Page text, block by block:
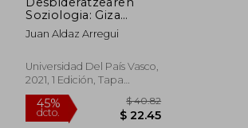
Soziologia: Giza
Aniztasun
"Onartezin"En
Humanista Kritikoa
Sustatzeko
(Unibertsitateko
Eskuliburuak -
Juan Aldaz Arregui
Universidad Del País Vasco,
2021, 1 Edición, Tapa
Blanda, Nuevo